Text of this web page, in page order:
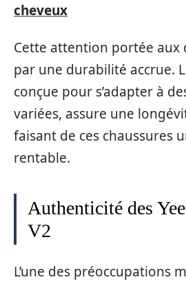
cheveux
Cette attention portée aux
par une durabilité accrue.
conçue pour s’adapter à
variées, assure une
faisant de ces chaussures
rentable.
Authenticité des
V2
L’une des préoccupations